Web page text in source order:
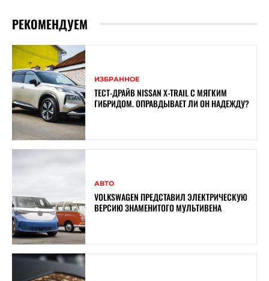
РЕКОМЕНДУЕМ
ИЗБРАННОЕ
ТЕСТ-ДРАЙВ NISSAN X-TRAIL С МЯГКИМ
ГИБРИДОМ. ОПРАВДЫВАЕТ ЛИ ОН НАДЕЖДУ?
АВТО
VOLKSWAGEN ПРЕДСТАВИЛ ЭЛЕКТРИЧЕСКУЮ
ВЕРСИЮ ЗНАМЕНИТОГО МУЛЬТИВЕНА